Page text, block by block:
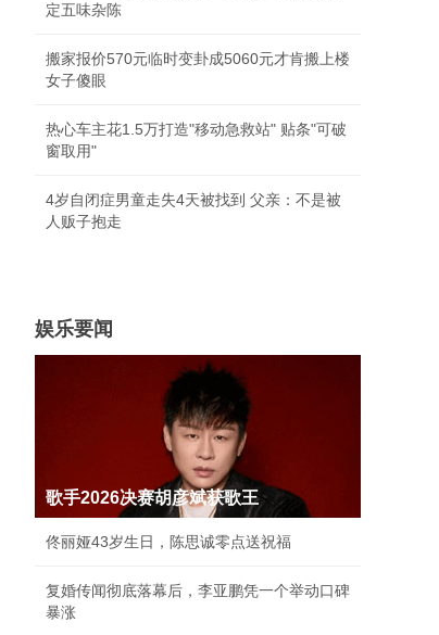
定五味杂陈
搬家报价570元临时变卦成5060元才肯搬上楼
女子傻眼
热心车主花1.5万打造"移动急救站" 贴条"可破
窗取用"
4岁自闭症男童走失4天被找到 父亲：不是被
人贩子抱走
娱乐要闻
歌手2026决赛胡彦斌获歌王
佟丽娅43岁生日，陈思诚零点送祝福
复婚传闻彻底落幕后，李亚鹏凭一个举动口碑
暴涨